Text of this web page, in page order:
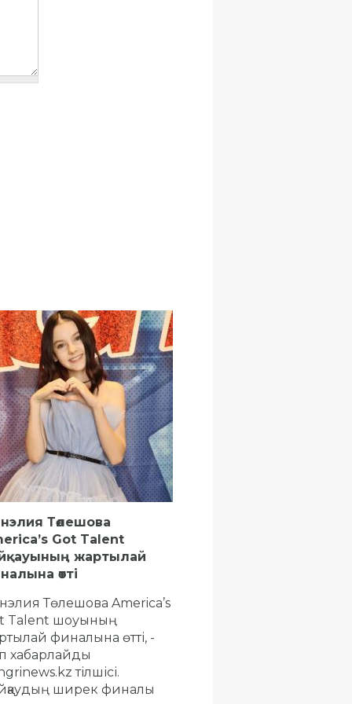
Төлешова
Got Talent
жартылай
өтті
Төлешова America’s
Talent шоуының
финалына өтті, -
хабарлайды
тілшісі.
ширек финалы